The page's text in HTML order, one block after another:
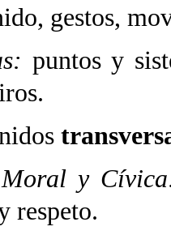
gestos,
puntos y
Moral y
respeto.